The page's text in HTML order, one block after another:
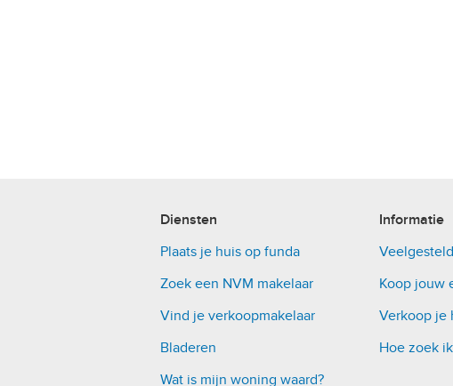
Diensten
Plaats je huis op funda
Zoek een NVM makelaar
Vind je verkoopmakelaar
Bladeren
Wat is mijn woning waard?
Informatie
Koop jouw
Verkoop je
Hoe zoek